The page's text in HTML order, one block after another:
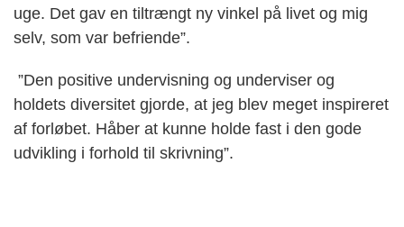
uge. Det gav en tiltrængt ny vinkel på livet og mig
selv, som var befriende”.
”Den positive undervisning og underviser og
holdets diversitet gjorde, at jeg blev meget inspireret
af forløbet. Håber at kunne holde fast i den gode
udvikling i forhold til skrivning”.